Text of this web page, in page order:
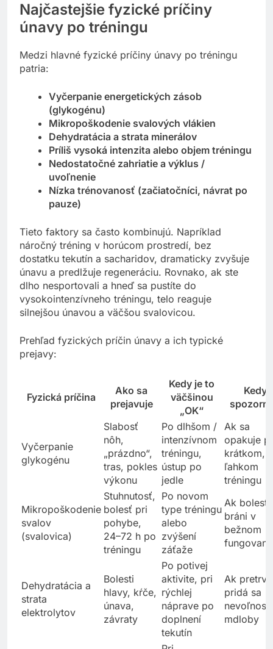
Najčastejšie fyzické príčiny
únavy po tréningu
Medzi hlavné fyzické príčiny únavy po tréningu
patria:
Vyčerpanie energetických zásob
(glykogénu)
Mikropoškodenie svalových vlákien
Dehydratácia a strata minerálov
Príliš vysoká intenzita alebo objem tréningu
Nedostatočné zahriatie a výklus /
uvoľnenie
Nízka trénovanosť (začiatočníci, návrat po
pauze)
Tieto faktory sa často kombinujú. Napríklad
náročný tréning v horúcom prostredí, bez
dostatku tekutín a sacharidov, dramaticky zvyšuje
únavu a predlžuje regeneráciu. Rovnako, ak ste
dlho nesportovali a hneď sa pustíte do
vysokointenzívneho tréningu, telo reaguje
silnejšou únavou a väčšou svalovicou.
Prehľad fyzických príčin únavy a ich typické
prejavy:
Fyzická príčina
Ako sa
prejavuje
Kedy je to
väčšinou
„OK“
Kedy
Vyčerpanie
glykogénu
Slabosť
nôh,
„prázdno“,
tras, pokles
výkonu
Po dlhšom /
intenzívnom
tréningu,
ústup po
jedle
Ak sa
opakuje
krátkom,
ľahkom
tréningu
Mikropoškodenie
svalov
(svalovica)
Stuhnutosť,
bolesť pri
pohybe,
24–72 h po
tréningu
Po novom
type tréningu
alebo
zvýšení
záťaže
Ak bolesť
bráni v
bežnom
fungovaní
Dehydratácia a
strata
elektrolytov
Bolesti
hlavy, kŕče,
únava,
závraty
Po potivej
aktivite, pri
rýchlej
náprave po
doplnení
tekutín
Ak
pridá sa
nevoľnosť,
mdloby